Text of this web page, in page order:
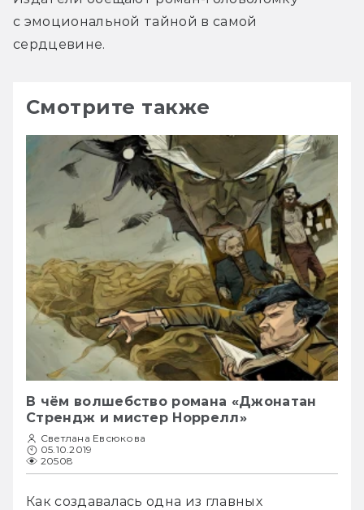
с эмоциональной тайной в самой
сердцевине.
Смотрите также
В чём волшебство романа «Джонатан
Стрендж и мистер Норрелл»
Светлана Евсюкова
05.10.2019
20508
Как создавалась одна из главных